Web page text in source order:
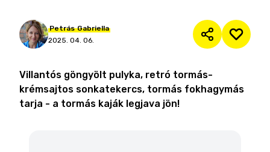
Petrás Gabriella
2025. 04. 06.
Villantós göngyölt pulyka, retró tormás-
krémsajtos sonkatekercs, tormás fokhagymás
tarja - a tormás kaják legjava jön!